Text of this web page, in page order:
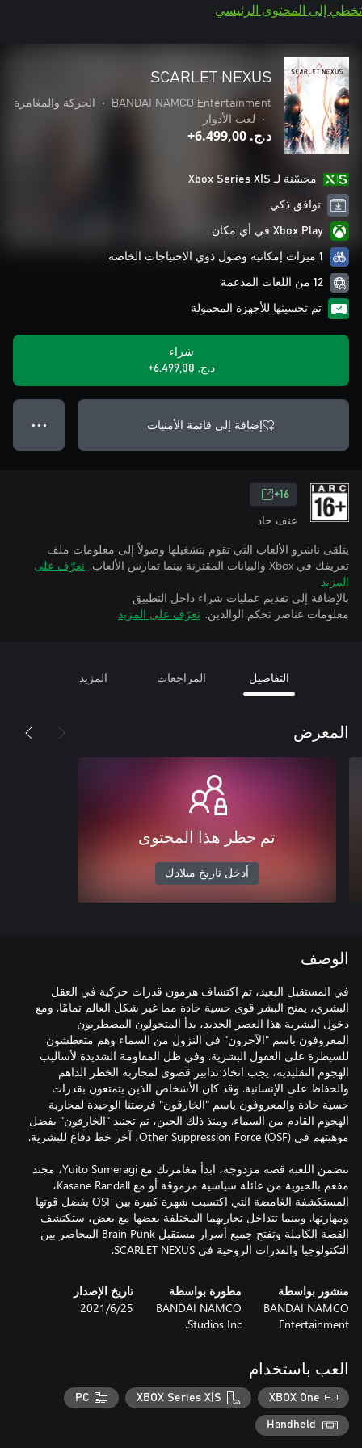
تخطي إلى المحتوى الرئيسي
SCARLET NEXUS
BANDAI NAMCO Entertainment
•
الحركة والمغامرة
•
لعب الأدوار
د.ج.‏ 6.499,00+
محسّنة لـ Xbox Series X|S
توافق ذكي
Xbox Play في أي مكان
1 ميزات إمكانية وصول ذوي الاحتياجات الخاصة
12 من اللغات المدعمة
تم تحسينها للأجهزة المحمولة
شراء
د.ج.‏ 6.499,00+
إضافة إلى قائمة الأمنيات ● ● ●
16+
عنف حاد
يتلقى ناشرو الألعاب التي تقوم بتشغيلها وصولاً إلى معلومات ملف
تعريفك في Xbox والبيانات المقترنة بينما تمارس الألعاب.
تعرّف على
المزيد
بالإضافة إلى تقديم عمليات شراء داخل التطبيق
معلومات عناصر تحكم الوالدين. تعرّف على المزيد
التفاصيل المراجعات المزيد
المعرض
تم حظر هذا المحتوى
أدخل تاريخ ميلادك
الوصف
في المستقبل البعيد، تم اكتشاف هرمون قدرات حركية في العقل
البشري، يمنح البشر قوى حسية حادة مما غير شكل العالم تمامًا. ومع
دخول البشرية هذا العصر الجديد، بدأ المتحولون المضطربون
المعروفون باسم "الآخرون" في النزول من السماء وهم متعطشون
للسيطرة على العقول البشرية. وفي ظل المقاومة الشديدة لأساليب
الهجوم التقليدية، يجب اتخاذ تدابير قصوى لمحاربة الخطر الداهم
والحفاظ على الإنسانية. وقد كان الأشخاص الذين يتمتعون بقدرات
حسية حادة والمعروفون باسم "الخارقون" فرصتنا الوحيدة لمحاربة
الهجوم القادم من السماء. ومنذ ذلك الحين، تم تجنيد "الخارقون" بفضل
تتضمن اللعبة قصة مزدوجة، ابدأ مغامرتك مع Yuito Sumeragi، مجند
مفعم بالحيوية من عائلة سياسية مرموقة أو مع Kasane Randall،
المستكشفة الغامضة التي اكتسبت شهرة كبيرة بين OSF بفضل قوتها
ومهارتها. وبينما تتداخل تجاربهما المختلفة بعضها مع بعض، ستكتشف
القصة الكاملة وتفتح جميع أسرار مستقبل Brain Punk المحاصر بين
التكنولوجيا والقدرات الروحية في SCARLET NEXUS.
منشور بواسطة
BANDAI NAMCO
Entertainment
مطورة بواسطة
BANDAI NAMCO
Studios Inc.
تاريخ الإصدار
25‏/6‏/2021
العب باستخدام
XBOX One
XBOX Series X|S
PC
Handheld